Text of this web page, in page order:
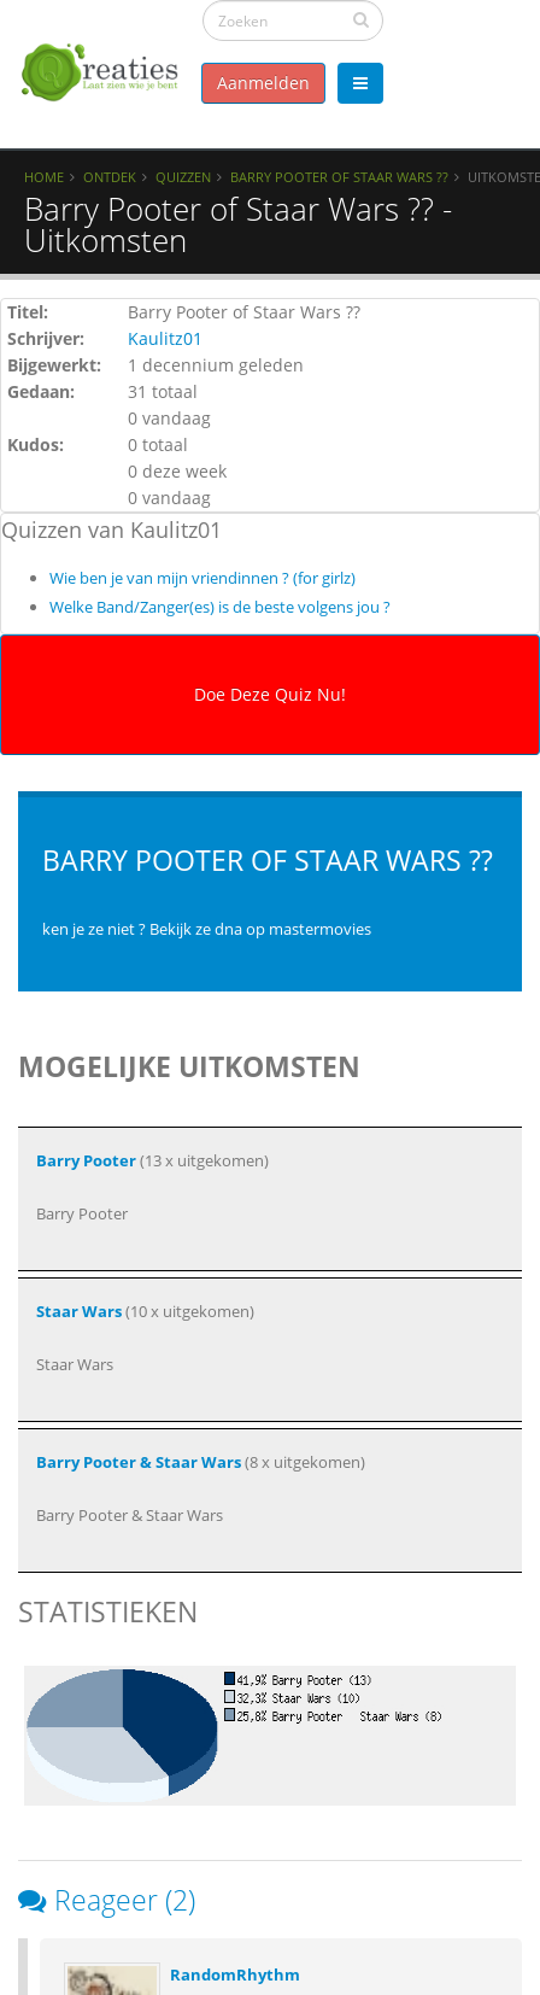
Aanmelden
HOME ONTDEK QUIZZEN BARRY POOTER OF STAAR WARS ??
Barry Pooter of Staar Wars ?? -
Uitkomsten
Titel:
Barry Pooter of Staar Wars ??
Schrijver:
Kaulitz01
Bijgewerkt:
1 decennium geleden
Gedaan:
31 totaal
0 vandaag
Kudos:
0 totaal
0 deze week
0 vandaag
Quizzen van Kaulitz01
Wie ben je van mijn vriendinnen ? (for girlz)
Welke Band/Zanger(es) is de beste volgens jou ?
BARRY POOTER OF STAAR WARS ??
ken je ze niet ? Bekijk ze dna op mastermovies
MOGELIJKE UITKOMSTEN
Barry Pooter(13 x uitgekomen)
Barry Pooter
Staar Wars(10 x uitgekomen)
Staar Wars
Barry Pooter & Staar Wars(8 x uitgekomen)
Barry Pooter & Staar Wars
STATISTIEKEN
Reageer (2)
RandomRhythm